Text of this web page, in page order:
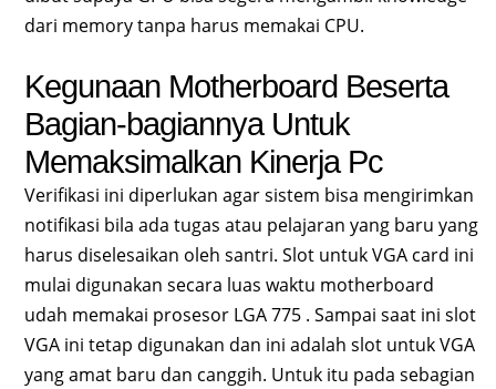
dari memory tanpa harus memakai CPU.
Kegunaan Motherboard Beserta
Bagian-bagiannya Untuk
Memaksimalkan Kinerja Pc
Verifikasi ini diperlukan agar sistem bisa mengirimkan
notifikasi bila ada tugas atau pelajaran yang baru yang
harus diselesaikan oleh santri. Slot untuk VGA card ini
mulai digunakan secara luas waktu motherboard
udah memakai prosesor LGA 775 . Sampai saat ini slot
VGA ini tetap digunakan dan ini adalah slot untuk VGA
yang amat baru dan canggih. Untuk itu pada sebagian